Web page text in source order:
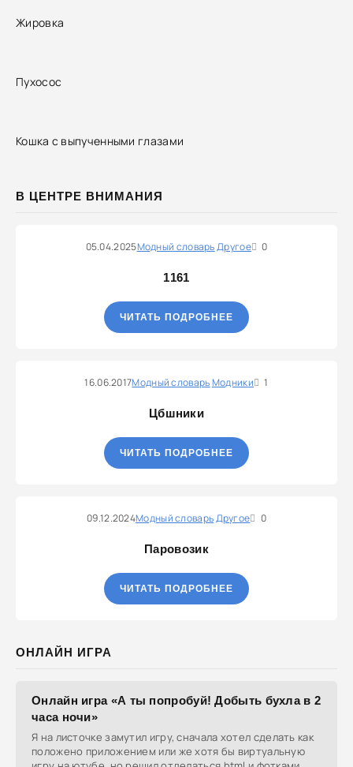
Жировка
Пухосос
Кошка с выпученными глазами
В ЦЕНТРЕ ВНИМАНИЯ
05.04.2025Модный словарьДругое 0
1161
ЧИТАТЬ ПОДРОБНЕЕ
16.06.2017Модный словарьМодники 1
Цбшники
ЧИТАТЬ ПОДРОБНЕЕ
09.12.2024Модный словарьДругое 0
Паровозик
ЧИТАТЬ ПОДРОБНЕЕ
ОНЛАЙН ИГРА
Онлайн игра «А ты попробуй! Добыть бухла в 2
часа ночи»
Я на листочке замутил игру, сначала хотел сделать как
положено приложением или же хотя бы виртуальную